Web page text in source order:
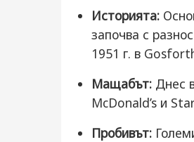
Историята:
започва с
1951 г. в
Мащабът: Днес
McDonald’s и
Пробивът: